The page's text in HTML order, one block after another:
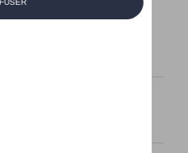
de montage, veuillez
Les prix recommandés
préavis.